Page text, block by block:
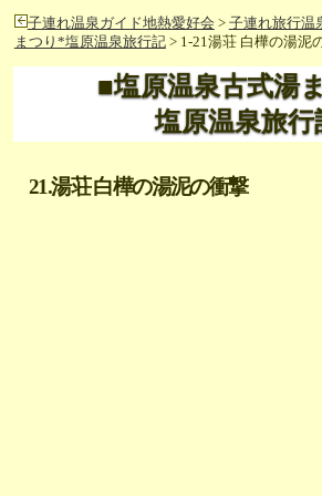
子連れ温泉ガイド地熱愛好会 > 子連れ旅行温
まつり*塩原温泉旅行記> 1-21湯荘 白樺の湯泥
■塩原温泉古式湯
塩原温泉旅行
21.湯荘 白樺の湯泥の衝撃